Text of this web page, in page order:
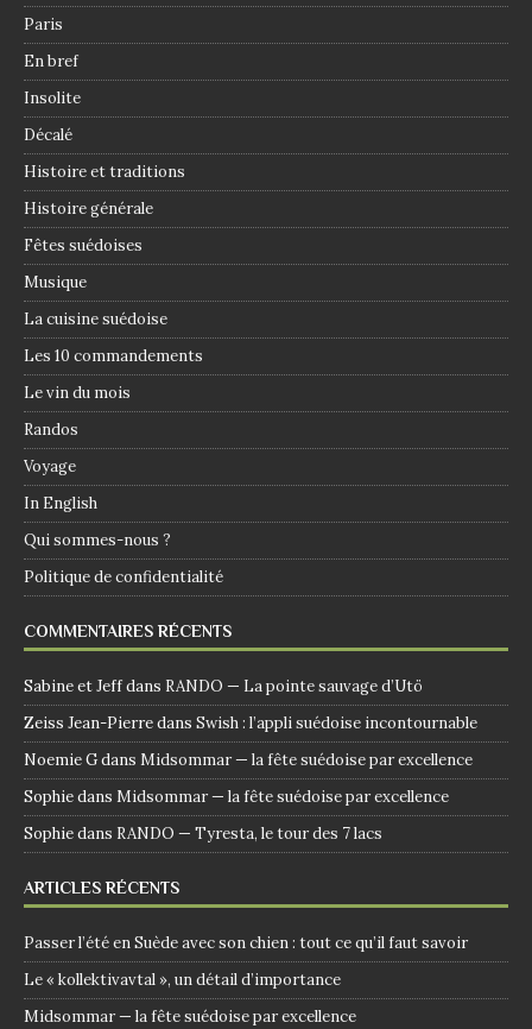
Paris
En bref
Insolite
Décalé
Histoire et traditions
Histoire générale
Fêtes suédoises
Musique
La cuisine suédoise
Les 10 commandements
Le vin du mois
Randos
Voyage
In English
Qui sommes-nous ?
Politique de confidentialité
COMMENTAIRES RÉCENTS
Sabine et Jeffdans RANDO — La pointe sauvage d’Utö
Zeiss Jean-Pierredans Swish : l’appli suédoise incontournable
Noemie Gdans Midsommar — la fête suédoise par excellence
Sophiedans Midsommar — la fête suédoise par excellence
Sophiedans RANDO — Tyresta, le tour des 7 lacs
ARTICLES RÉCENTS
Passer l’été en Suède avec son chien : tout ce qu’il faut savoir
Le « kollektivavtal », un détail d’importance
Midsommar — la fête suédoise par excellence